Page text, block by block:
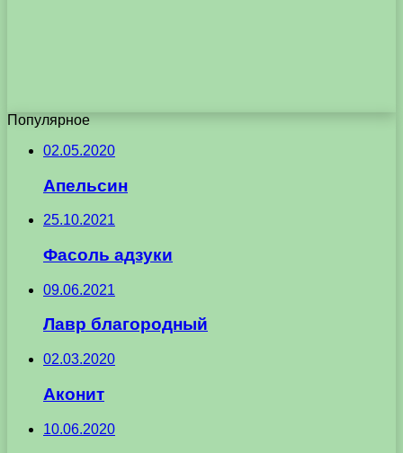
Популярное
02.05.2020
Апельсин
25.10.2021
Фасоль адзуки
09.06.2021
Лавр благородный
02.03.2020
Аконит
10.06.2020